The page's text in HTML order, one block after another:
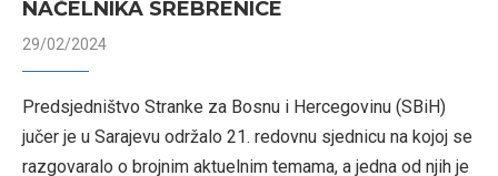
NAČELNIKA SREBRENICE
29/02/2024
Predsjedništvo Stranke za Bosnu i Hercegovinu (SBiH)
jučer je u Sarajevu održalo 21. redovnu sjednicu na kojoj se
razgovaralo o brojnim aktuelnim temama, a jedna od njih je